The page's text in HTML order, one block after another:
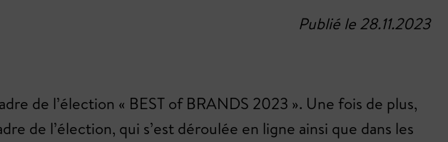
Publié le 28.11.2023
de l’élection « BEST of BRANDS 2023 ». Une fois de plus,
de l’élection, qui s’est déroulée en ligne ainsi que dans les